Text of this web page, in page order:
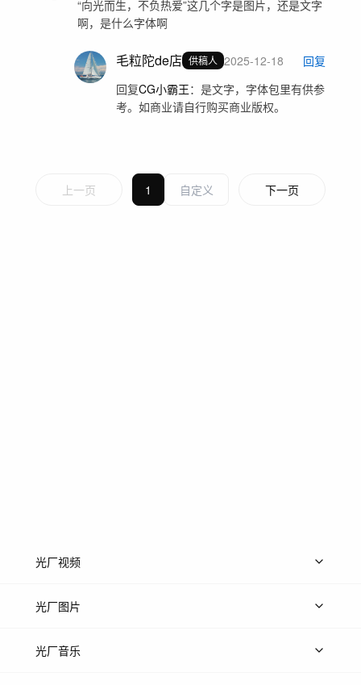
“向光而生，不负热爱”这几个字是图片，还是文字
啊，是什么字体啊
毛粒陀de店 供稿人 2025-12-18
回复
回复CG小霸王： 是文字，字体包里有供参
考。如商业请自行购买商业版权。
上一页 1 下一页
光厂视频
上传视频
光厂图片
上传图片
光厂音乐